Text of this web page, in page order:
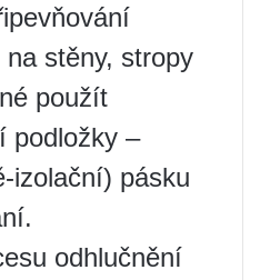
stěny, stropy
použít
podložky –
izolační) pásku
odhlučnění